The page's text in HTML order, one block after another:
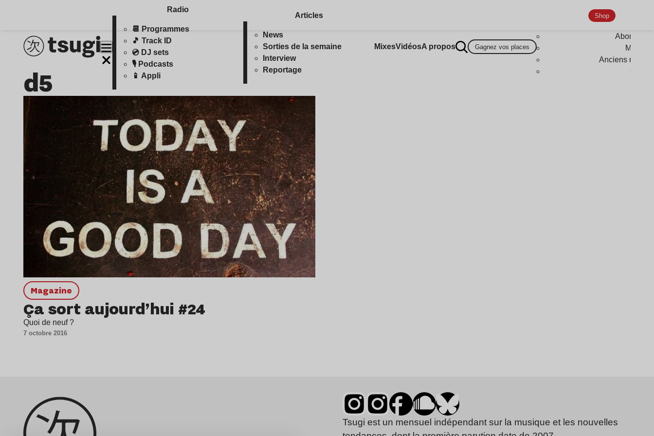
Radio
📆 Programmes
🎵 Track ID
💿 DJ sets
🎙️ Podcasts
📱 Appli
Articles
News
Sorties de la semaine
Interview
Reportage
MixesVidéosA propos Gagnez vos places
Shop
Anciens
d5
magazine
Ça sort aujourd’hui #24
Quoi de neuf ?
7 octobre 2016
Tsugi est un mensuel indépendant sur la musique et les nouvelles